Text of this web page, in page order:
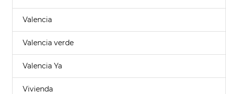
Valencia
Valencia verde
Valencia Ya
Vivienda